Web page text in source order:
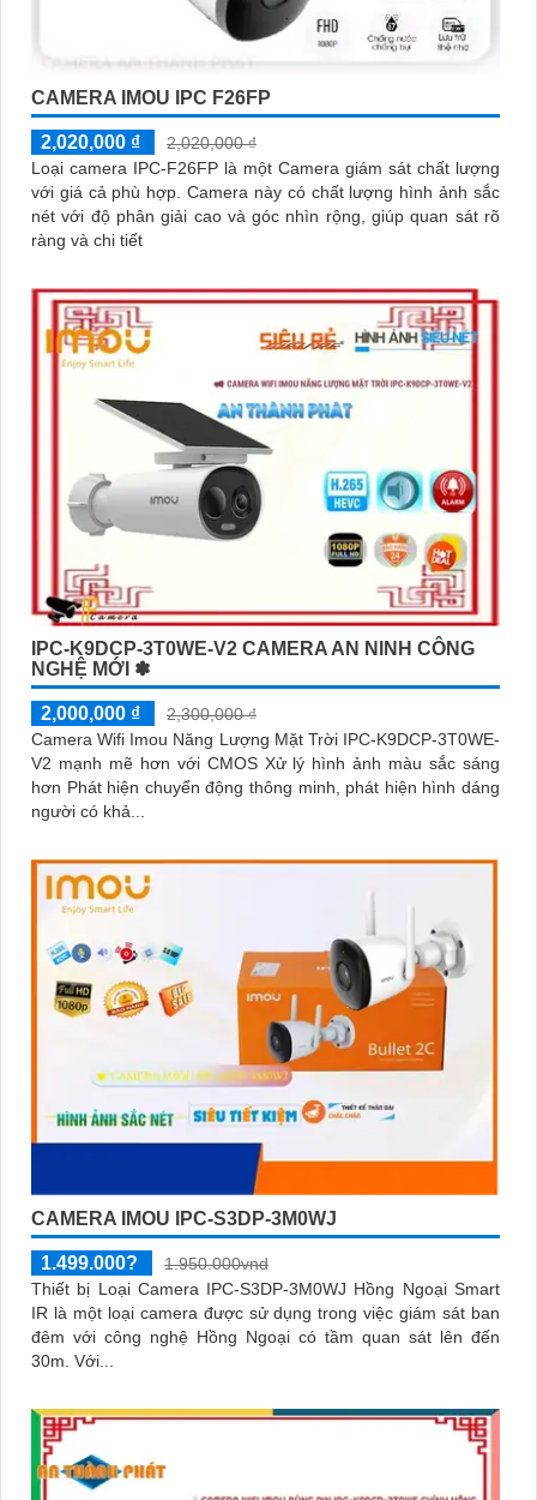
CAMERA IMOU IPC F26FP
2,020,000 ₫
2,020,000 ₫
Loại camera IPC-F26FP là một Camera giám sát chất lượng
với giá cả phù hợp. Camera này có chất lượng hình ảnh sắc
nét với độ phân giải cao và góc nhìn rộng, giúp quan sát rõ
ràng và chi tiết
IPC-K9DCP-3T0WE-V2 CAMERA AN NINH CÔNG
NGHỆ MỚI ✽
2,000,000 ₫
2,300,000 ₫
Camera Wifi Imou Năng Lượng Mặt Trời IPC-K9DCP-3T0WE-
V2 mạnh mẽ hơn với CMOS Xử lý hình ảnh màu sắc sáng
hơn Phát hiện chuyển động thông minh, phát hiện hình dáng
người có khả...
CAMERA IMOU IPC-S3DP-3M0WJ
1.499.000?
1.950.000vnd
Thiết bị Loại Camera IPC-S3DP-3M0WJ Hồng Ngoại Smart
IR là một loại camera được sử dụng trong việc giám sát ban
đêm với công nghệ Hồng Ngoại có tầm quan sát lên đến
30m. Với...